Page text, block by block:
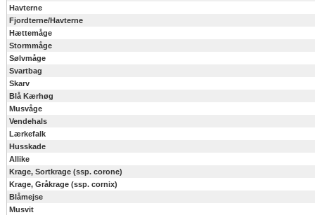
Havterne
Fjordterne/Havterne
Hættemåge
Stormmåge
Sølvmåge
Svartbag
Skarv
Blå Kærhøg
Musvåge
Vendehals
Lærkefalk
Husskade
Allike
Krage, Sortkrage (ssp. corone)
Krage, Gråkrage (ssp. cornix)
Blåmejse
Musvit